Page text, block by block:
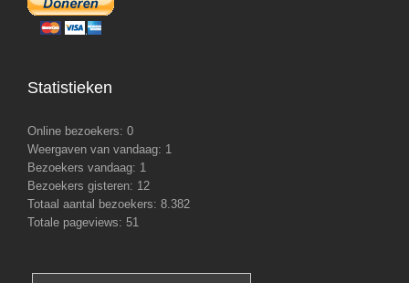
Statistieken
Online bezoekers: 0
Weergaven van vandaag: 1
Bezoekers vandaag: 1
Bezoekers gisteren: 12
Totaal aantal bezoekers: 8.382
Totale pageviews: 51